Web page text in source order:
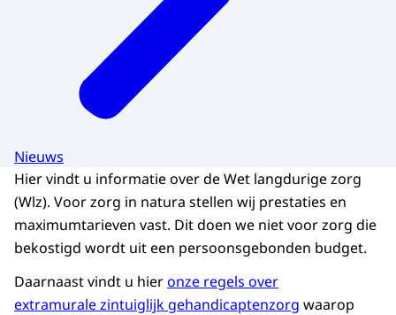
Nieuws
Hier vindt u informatie over de Wet langdurige zorg
(Wlz). Voor zorg in natura stellen wij prestaties en
maximumtarieven vast. Dit doen we niet voor zorg die
bekostigd wordt uit een persoonsgebonden budget.
Daarnaast vindt u hieronze regels over
extramurale zintuiglijk gehandicaptenzorg waarop